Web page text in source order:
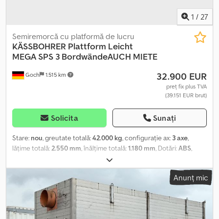
1 / 27
Goch 1.515 km
Semiremorcă cu platformă de lucru
KÄSSBOHRER Plattform Leicht
MEGA SPS 3 BordwändeAUCH MIETE
32.900 EUR
preț fix plus TVA
(39.151 EUR brut)
Solicita Sunați
Stare: nou, greutate totală:42.000 kg, configurație ax: 3 axe,
lățime totală: 2.550 mm , înălțime totală:1.180 mm , Dotări:ABS
Disponibilitate: Imediată Vehicul nou: Kässbohrer Platformă Ușoară
MEGA SPS 3 # Greutate proprie: 6.100 kg # Sarcină pe șa: 15.000
kg # Înălțime de cuplare: 980 mm # Axe BPW cu frâne pe disc #
Prima axă este axă liftată # Picioare de susținere Jost 24t # Sistem
Wabco 4S/2M EBS cu RSS # Conectori electrici: 2 x 7 pini și 1 x 15
pini # Sistem de iluminat Aspöck 24V # Anvelope 6 x 445/45 R19,5
Anunț mic